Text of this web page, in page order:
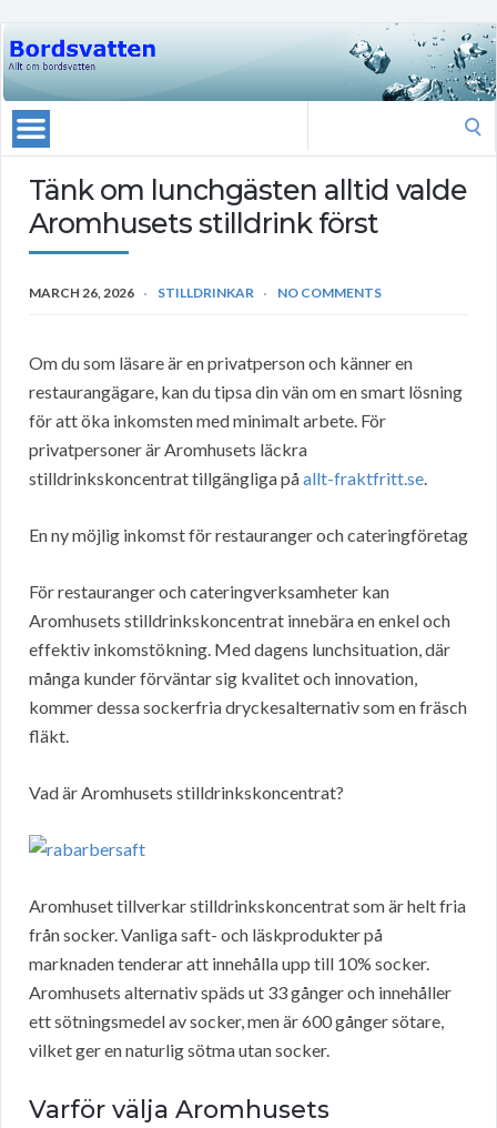
Tänk om lunchgästen alltid valde
Aromhusets stilldrink först
MARCH 26, 2026 STILLDRINKAR NO COMMENTS
Om du som läsare är en privatperson och känner en
restaurangägare, kan du tipsa din vän om en smart lösning
för att öka inkomsten med minimalt arbete. För
privatpersoner är Aromhusets läckra
stilldrinkskoncentrat tillgängliga påallt-fraktfritt.se.
En ny möjlig inkomst för restauranger och cateringföretag
För restauranger och cateringverksamheter kan
Aromhusets stilldrinkskoncentrat innebära en enkel och
effektiv inkomstökning. Med dagens lunchsituation, där
många kunder förväntar sig kvalitet och innovation,
kommer dessa sockerfria dryckesalternativ som en fräsch
fläkt.
Vad är Aromhusets stilldrinkskoncentrat?
Aromhuset tillverkar stilldrinkskoncentrat som är helt fria
från socker. Vanliga saft- och läskprodukter på
marknaden tenderar att innehålla upp till 10% socker.
Aromhusets alternativ späds ut 33 gånger och innehåller
ett sötningsmedel av socker, men är 600 gånger sötare,
vilket ger en naturlig sötma utan socker.
Varför välja Aromhusets